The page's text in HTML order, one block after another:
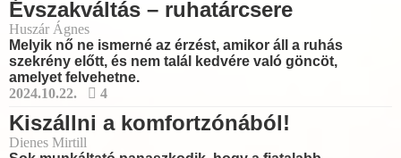
Évszakváltás – ruhatárcsere
Huszár Ágnes
Melyik nő ne ismerné az érzést, amikor áll a ruhás
szekrény előtt, és nem talál kedvére való göncöt,
amelyet felvehetne.
2024.10.22.
4
Kiszállni a komfortzónából!
Dienes Mirtill